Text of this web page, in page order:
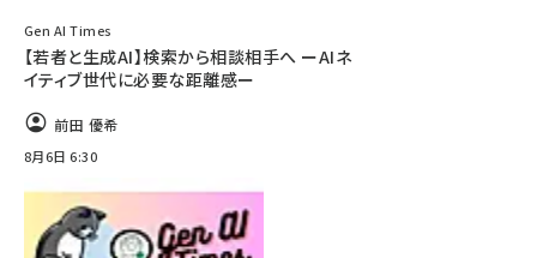
Gen AI Times
【若者と生成AI】検索から相談相手へ ーAIネ
イティブ世代に必要な距離感ー
前田 優希
8月6日 6:30